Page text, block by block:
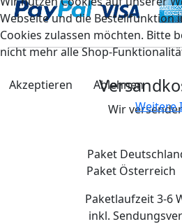
Wir
Paket
Paket
Paketlaufzeit 3-6
inkl.
Webseite und die Bestellfunktion
Cookies zulassen möchten. Bitte
nicht mehr alle Shop-
Akzeptieren
Ablehnen
Weitere